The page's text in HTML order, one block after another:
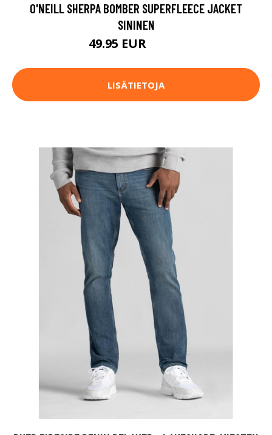
O'NEILL SHERPA BOMBER SUPERFLEECE JACKET
SININEN
49.95 EUR
LISÄTIETOJA